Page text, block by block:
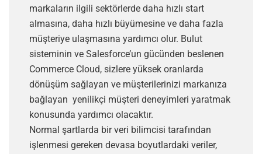
markaların ilgili sektörlerde daha hızlı start
almasına, daha hızlı büyümesine ve daha fazla
müşteriye ulaşmasına yardımcı olur. Bulut
sisteminin ve Salesforce’un gücünden beslenen
Commerce Cloud, sizlere yüksek oranlarda
dönüşüm sağlayan ve müşterilerinizi markanıza
bağlayan yenilikçi müşteri deneyimleri yaratmak
konusunda yardımcı olacaktır.
Normal şartlarda bir veri bilimcisi tarafından
işlenmesi gereken devasa boyutlardaki veriler,